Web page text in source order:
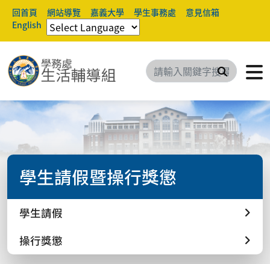
回首頁 網站導覽 嘉義大學 學生事務處
意見信箱
English
搜尋
學生請假暨操行獎懲
學生請假
操行獎懲